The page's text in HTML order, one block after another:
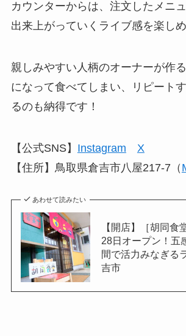
カウンターからは、注文したメニ
出来上がっていくライブ感を楽しめ
親しみやすい人柄のオーナーが作
になって食べてしまい、リピート
るのも納得です！
【公式SNS】 Instagram
X
【住所】鳥取県倉吉市八屋217-7（
あわせて読みたい
【開店】［胡同食
28日オープン！五
間で活力みなぎる
吉市